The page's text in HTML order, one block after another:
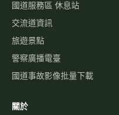
國道服務區 休息站
交流道資訊
旅遊景點
警察廣播電臺
國道事故影像批量下載
關於